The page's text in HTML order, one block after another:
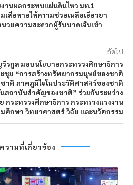
านผลกระทบแผ่นดินไหว มท.1
เสียหายให้ความช่วยเหลือเยียวยา
วยความสะดวกผู้รับบาดเจ็บเข้า
ถัดไป
รกูล มอบนโยบายกระทรวงศึกษาธิการ
ชุม “การสร้างทรัพยากรมนุษย์ของชาติ
าติ ภาคภูมิใจในประวัติศาสตร์ของชาติ
สถาบันสำคัญของชาติ” ร่วมกันระหว่าง
กระทรวงศึกษาธิการ กระทรวงแรงงาน
ศึกษา วิทยาศาสตร์ วิจัย และนวัตกรรม
วามที่เกี่ยวข้อง